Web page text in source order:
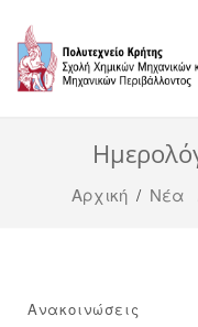
Αρχική / Νέα
Ανακοινώσεις